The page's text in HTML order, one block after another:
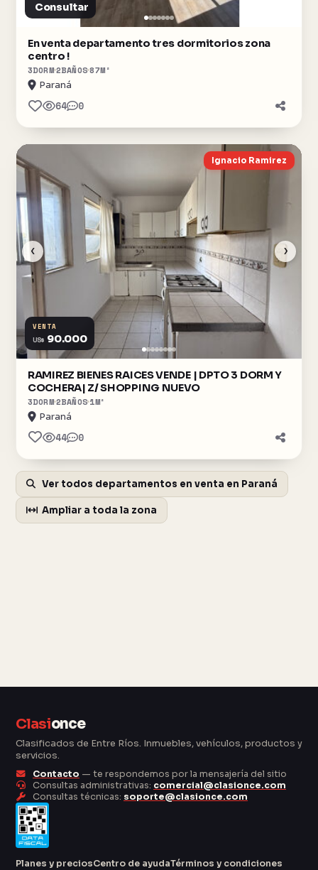
Consultar
En venta departamento tres dormitorios zona
centro !
3DORM2BAÑOS87M²
Paraná
64 0
‹ ›
Ignacio Ramirez
VENTA
US$ 90.000
RAMIREZ BIENES RAICES VENDE | DPTO 3 DORM Y
COCHERA| Z/ SHOPPING NUEVO
3DORM2BAÑOS 1M²
Paraná
44 0
Ver todos departamentos en venta en Paraná
Ampliar a toda la zona
Clasionce
Clasificados de Entre Ríos. Inmuebles, vehículos, productos y
servicios.
Contacto — te respondemos por la mensajería del sitio
Consultas administrativas: comercial@clasionce.com
Consultas técnicas: soporte@clasionce.com
Planes y preciosCentro de ayudaTérminos y condiciones